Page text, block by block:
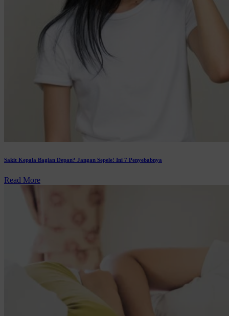
Sakit Kepala Bagian Depan? Jangan Sepele! Ini 7 Penyebabnya
Read More